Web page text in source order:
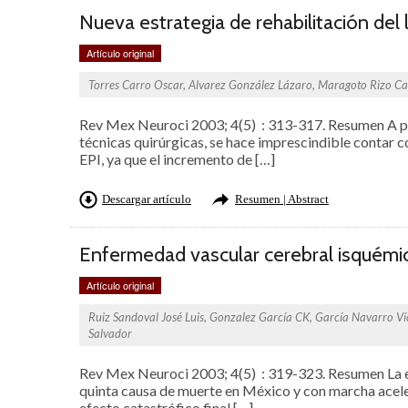
Nueva estrategia de rehabilitación
Artículo original
Torres Carro Oscar, Alvarez González Lázaro, Maragoto Rizo
Rev Mex Neuroci 2003; 4(5) : 313-317. Resumen A
técnicas quirúrgicas, se hace imprescindible contar
EPI, ya que el incremento de […]
Descargar artículo Resumen | Abstract
Enfermedad vascular cerebral
Artículo original
Ruiz Sandoval José Luis, Gonzalez García CK, García Navarro
Salvador
Rev Mex Neuroci 2003; 4(5) : 319-323. Resumen
quinta causa de muerte en México y con marcha